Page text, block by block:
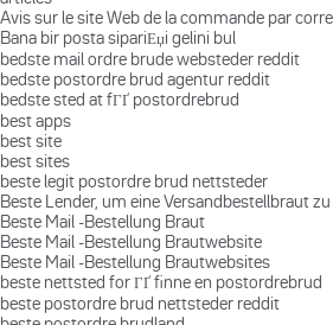
Avis sur le site Web de la commande par
Bana bir posta sipariЕџi gelini bul
bedste mail ordre brude websteder reddit
bedste postordre brud agentur reddit
bedste sted at fГҐ postordrebrud
best apps
best site
best sites
beste legit postordre brud nettsteder
Beste Lender, um eine Versandbestellbraut
Beste Mail -Bestellung Braut
Beste Mail -Bestellung Brautwebsite
Beste Mail -Bestellung Brautwebsites
beste nettsted for ГҐ finne en postordrebrud
beste postordre brud nettsteder reddit